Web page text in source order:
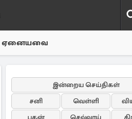
ஏனையவை
இன்றைய செய்திகள்
சனி
வெள்ளி
புதன்
செவ்வாய்